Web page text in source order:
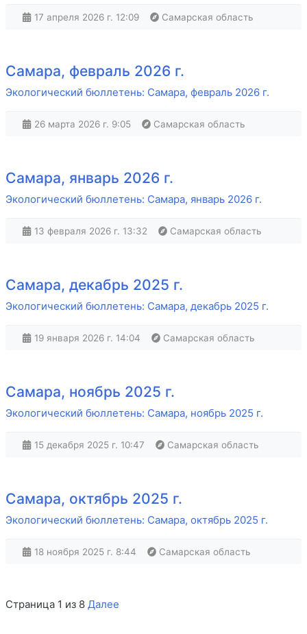
17 апреля 2026 г. 12:09 Самарская область
Самара, февраль 2026 г.
Экологический бюллетень: Самара, февраль 2026 г.
26 марта 2026 г. 9:05 Самарская область
Самара, январь 2026 г.
Экологический бюллетень: Самара, январь 2026 г.
13 февраля 2026 г. 13:32 Самарская область
Самара, декабрь 2025 г.
Экологический бюллетень: Самара, декабрь 2025 г.
19 января 2026 г. 14:04 Самарская область
Самара, ноябрь 2025 г.
Экологический бюллетень: Самара, ноябрь 2025 г.
15 декабря 2025 г. 10:47 Самарская область
Самара, октябрь 2025 г.
Экологический бюллетень: Самара, октябрь 2025 г.
18 ноября 2025 г. 8:44 Самарская область
Страница 1 из 8 Далее